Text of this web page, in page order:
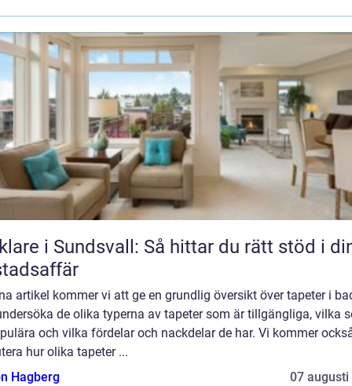
i Sundsvall: Så hittar du rätt stöd i
artikel kommer vi att ge en grundlig översikt över tapeter i
de olika typerna av tapeter som är tillgängliga, vilka
och vilka fördelar och nackdelar de har. Vi kommer
hur olika tapeter ...
Hagberg
07 augusti